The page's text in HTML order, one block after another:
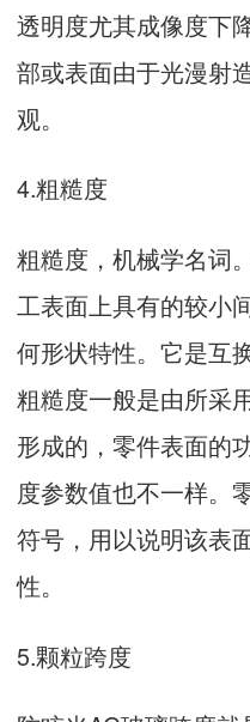
透明度尤其成像度下
部或表面由于光漫射
观。
4.粗糙度
粗糙度，机械学名词
工表面上具有的较小
何形状特性。它是互
粗糙度一般是由所采
形成的，零件表面的
度参数值也不一样。
符号，用以说明该表
性。
5.颗粒跨度